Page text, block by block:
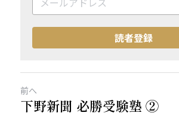
読者登録
前へ
下野新聞 必勝受験塾 ②